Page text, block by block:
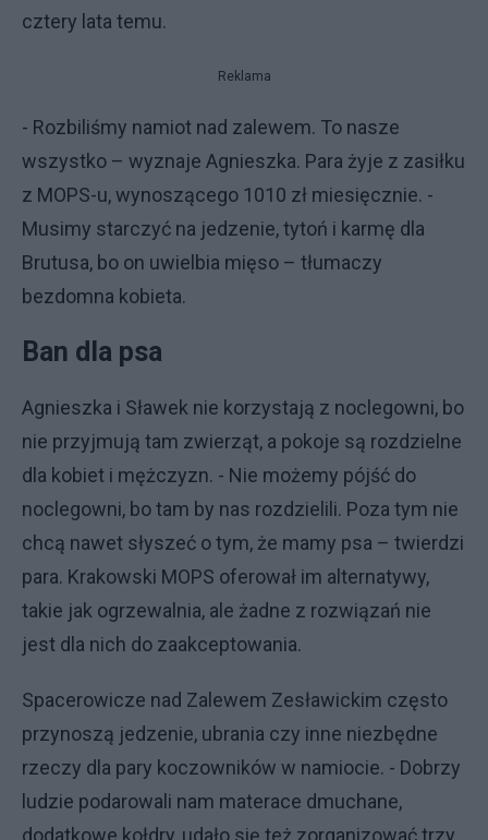
cztery lata temu.
Reklama
- Rozbiliśmy namiot nad zalewem. To nasze
wszystko – wyznaje Agnieszka. Para żyje z zasiłku
z MOPS-u, wynoszącego 1010 zł miesięcznie. -
Musimy starczyć na jedzenie, tytoń i karmę dla
Brutusa, bo on uwielbia mięso – tłumaczy
bezdomna kobieta.
Ban dla psa
Agnieszka i Sławek nie korzystają z noclegowni, bo
nie przyjmują tam zwierząt, a pokoje są rozdzielne
dla kobiet i mężczyzn. - Nie możemy pójść do
noclegowni, bo tam by nas rozdzielili. Poza tym nie
chcą nawet słyszeć o tym, że mamy psa – twierdzi
para. Krakowski MOPS oferował im alternatywy,
takie jak ogrzewalnia, ale żadne z rozwiązań nie
jest dla nich do zaakceptowania.
Spacerowicze nad Zalewem Zesławickim często
przynoszą jedzenie, ubrania czy inne niezbędne
rzeczy dla pary koczowników w namiocie. - Dobrzy
ludzie podarowali nam materace dmuchane,
dodatkowe kołdry, udało się też zorganizować trzy